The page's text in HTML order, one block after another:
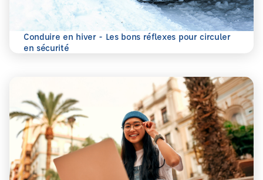
Conduire en hiver - Les bons réflexes pour circuler
en sécurité
En savoir plus